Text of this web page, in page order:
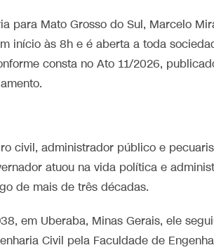
para Mato Grosso do Sul, Marcelo
início às 8h e é aberta a toda
consta no Ato 11/2026,
civil, administrador público e
atuou na vida política e
de mais de três décadas.
em Uberaba, Minas Gerais, ele
Civil pela Faculdade de